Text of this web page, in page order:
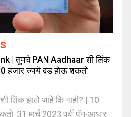
| तुमचे PAN Aadhaar शी लिंक
हजार रुपये दंड होऊ शकतो
लिंक झाले आहे कि नाही? | 10
31 मार्च 2023 पूर्वी पॅन-आधार